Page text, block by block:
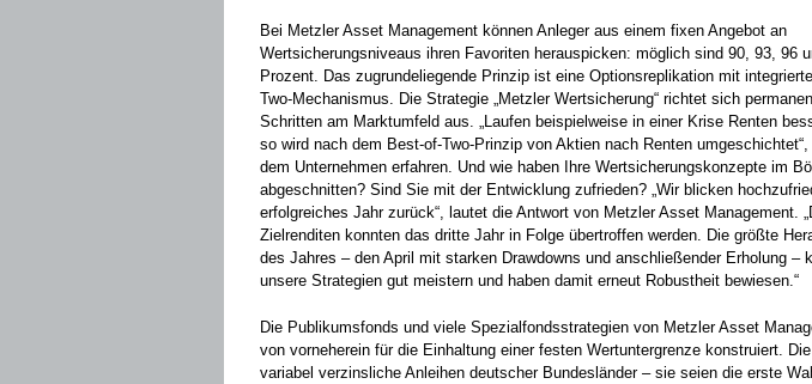
Bei Metzler Asset Management können Anleger aus einem fixen Angebot an
Wertsicherungsniveaus ihren Favoriten herauspicken: möglich sind 90, 93, 96
Prozent. Das zugrundeliegende Prinzip ist eine Optionsreplikation mit
Two-Mechanismus. Die Strategie „Metzler Wertsicherung“ richtet sich
Schritten am Marktumfeld aus. „Laufen beispielweise in einer Krise Renten
so wird nach dem Best-of-Two-Prinzip von Aktien nach Renten
dem Unternehmen erfahren. Und wie haben Ihre Wertsicherungskonzepte im
abgeschnitten? Sind Sie mit der Entwicklung zufrieden? „Wir blicken
erfolgreiches Jahr zurück“, lautet die Antwort von Metzler Asset Management.
Zielrenditen konnten das dritte Jahr in Folge übertroffen werden. Die größte
des Jahres – den April mit starken Drawdowns und anschließender Erholung –
unsere Strategien gut meistern und haben damit erneut Robustheit bewiesen.“
Die Publikumsfonds und viele Spezialfondsstrategien von Metzler Asset
von vorneherein für die Einhaltung einer festen Wertuntergrenze konstruiert.
variabel verzinsliche Anleihen deutscher Bundesländer – sie seien die erste